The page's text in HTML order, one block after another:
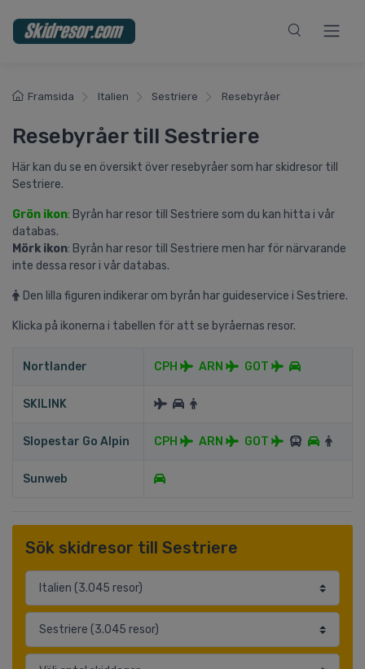
Framsida Italien Sestriere Resebyråer
Resebyråer till Sestriere
Här kan du se en översikt över resebyråer som har skidresor till
Sestriere.
Grön ikon: Byrån har resor till Sestriere som du kan hitta i vår
databas.
Mörk ikon: Byrån har resor till Sestriere men har för närvarande
inte dessa resor i vår databas.
Den lilla figuren indikerar om byrån har guideservice i Sestriere.
Klicka på ikonerna i tabellen för att se byråernas resor.
Nortlander CPH ARN GOT
SKILINK
Slopestar Go Alpin CPH ARN GOT
Sunweb
Sök skidresor till Sestriere